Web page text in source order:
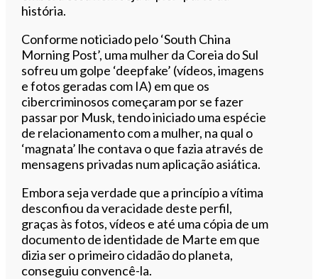
história.
Conforme noticiado pelo ‘South China
Morning Post’, uma mulher da Coreia do Sul
sofreu um golpe ‘deepfake’ (vídeos, imagens
e fotos geradas com IA) em que os
cibercriminosos começaram por se fazer
passar por Musk, tendo iniciado uma espécie
de relacionamento com a mulher, na qual o
‘magnata’ lhe contava o que fazia através de
mensagens privadas num aplicação asiática.
Embora seja verdade que a princípio a vítima
desconfiou da veracidade deste perfil,
graças às fotos, vídeos e até uma cópia de um
documento de identidade de Marte em que
dizia ser o primeiro cidadão do planeta,
conseguiu convencê-la.